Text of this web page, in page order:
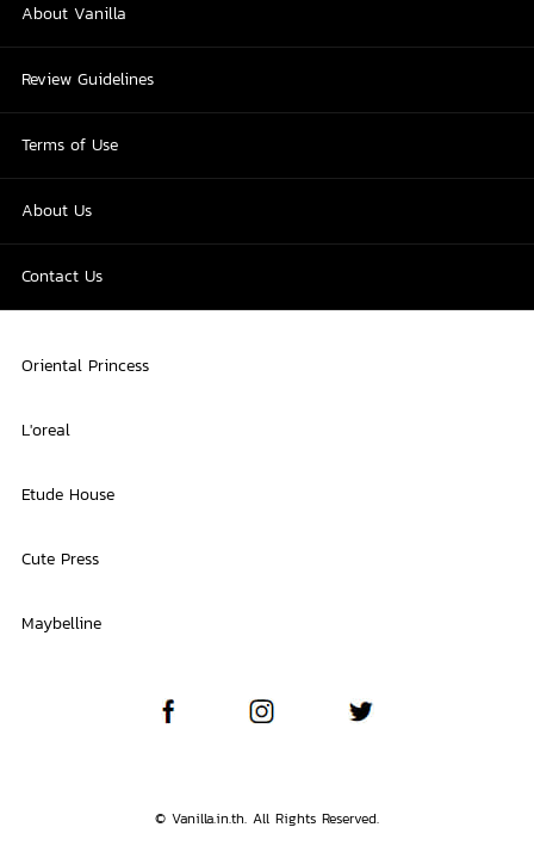
About Vanilla
Review Guidelines
Terms of Use
About Us
Contact Us
Oriental Princess
L'oreal
Etude House
Cute Press
Maybelline
© Vanilla.in.th. All Rights Reserved.